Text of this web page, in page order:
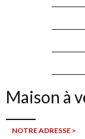
Maison à
NOTRE ADRESSE >